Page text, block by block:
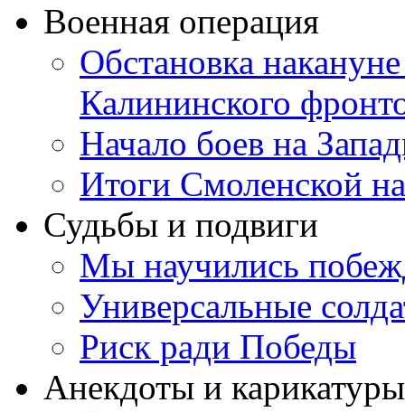
Военная операция
Обстановка
Калининского
Начало боев на
Итоги Смоленской
Судьбы и подвиги
Мы научились
Универсальные
Риск ради Победы
Анекдоты и карикатуры